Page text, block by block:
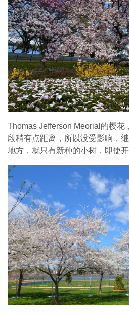
Thomas Jefferson Meorial的樱花
段稍有点距离，所以没受影响，
地方，就只有新种的小树，即使开